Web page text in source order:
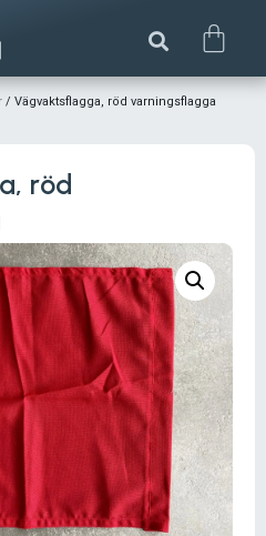
/ Vägvaktsflagga, röd varningsflagga
röd